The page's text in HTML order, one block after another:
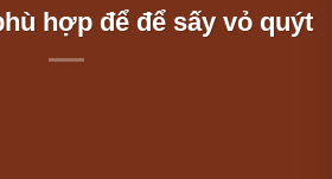
hợp để để sấy vỏ quýt